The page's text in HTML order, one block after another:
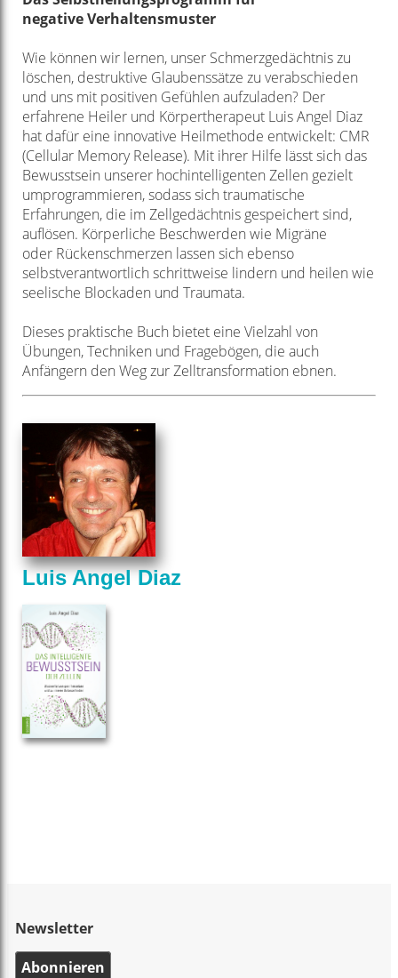
negativeVerhaltensmuster
Wie können wir lernen, unser Schmerzgedächtnis zu
löschen, destruktive Glaubenssätze zu verabschieden
und uns mit positiven Gefühlen aufzuladen? Der
erfahrene Heiler und Körpertherapeut Luis Angel Diaz
hat dafür eine innovative Heilmethode entwickelt: CMR
(Cellular Memory Release). Mit ihrer Hilfe lässt sich das
Bewusstsein unserer hochintelligenten Zellen gezielt
umprogrammieren,sodass sich traumatische
Erfahrungen, die im Zellgedächtnis gespeichert sind,
auflösen. Körperliche Beschwerden wie Migräne
oder Rückenschmerzen lassen sich ebenso
selbstverantwortlich schrittweise lindern und heilen wie
seelische Blockaden und Traumata.
Dieses praktische Buch bietet eine Vielzahl von
Übungen, Techniken und Fragebögen, die auch
Anfängern den Weg zur Zelltransformation ebnen.
Luis Angel Diaz
Newsletter
Abonnieren